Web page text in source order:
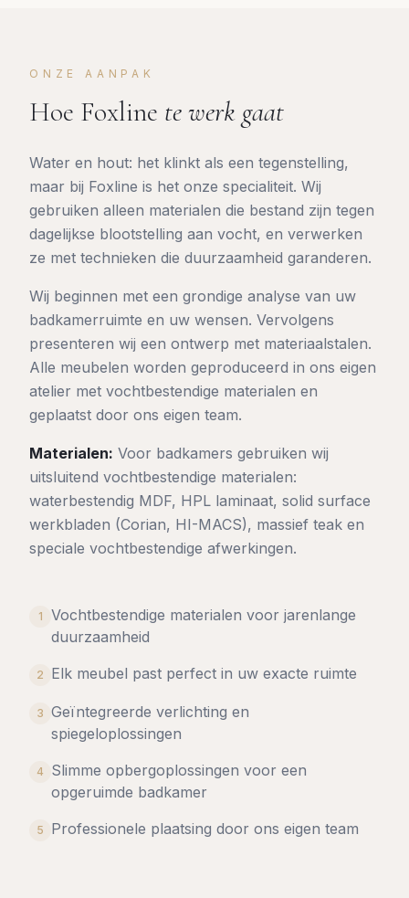
ONZE AANPAK
Hoe Foxline te werk gaat
Water en hout: het klinkt als een tegenstelling,
maar bij Foxline is het onze specialiteit. Wij
gebruiken alleen materialen die bestand zijn tegen
dagelijkse blootstelling aan vocht, en verwerken
ze met technieken die duurzaamheid garanderen.
Wij beginnen met een grondige analyse van uw
badkamerruimte en uw wensen. Vervolgens
presenteren wij een ontwerp met materiaalstalen.
Alle meubelen worden geproduceerd in ons eigen
atelier met vochtbestendige materialen en
geplaatst door ons eigen team.
Materialen: Voor badkamers gebruiken wij
uitsluitend vochtbestendige materialen:
waterbestendig MDF, HPL laminaat, solid surface
werkbladen (Corian, HI-MACS), massief teak en
speciale vochtbestendige afwerkingen.
1
Vochtbestendige materialen voor jarenlange
duurzaamheid
2 Elk meubel past perfect in uw exacte ruimte
3 Geïntegreerde verlichting en
spiegeloplossingen
4
Slimme opbergoplossingen voor een
opgeruimde badkamer
5 Professionele plaatsing door ons eigen team